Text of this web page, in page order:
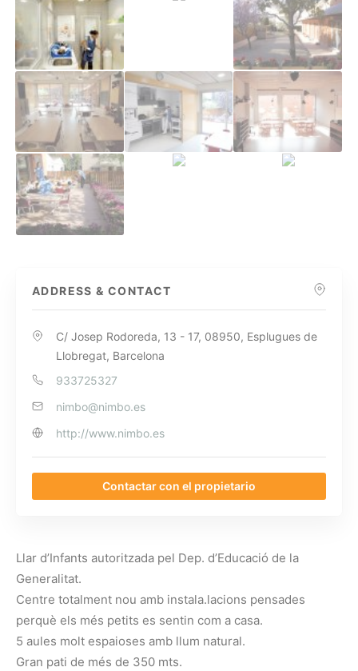
ADDRESS & CONTACT
C/ Josep Rodoreda, 13 - 17, 08950, Esplugues de
Llobregat, Barcelona
933725327
nimbo@nimbo.es
http://www.nimbo.es
Contactar con el propietario
Llar d’Infants autoritzada pel Dep. d’Educació de la
Generalitat.
Centre totalment nou amb instala.lacions pensades
perquè els més petits es sentin com a casa.
5 aules molt espaioses amb llum natural.
Gran pati de més de 350 mts.